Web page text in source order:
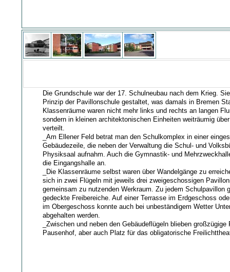
Die Grundschule war der 17. Schulneubau nach dem Krieg.
Prinzip der Pavillonschule gestaltet, was damals in Bremen
Klassenräume waren nicht mehr links und rechts an langen
sondern in kleinen architektonischen Einheiten weiträumig
verteilt.
_Am Ellener Feld betrat man den Schulkomplex in einer
Gebäudezeile, die neben der Verwaltung die Schul- und
Physiksaal aufnahm. Auch die Gymnastik- und
die Eingangshalle an.
_Die Klassenräume selbst waren über Wandelgänge zu
sich in zwei Flügeln mit jeweils drei zweigeschossigen
gemeinsam zu nutzenden Werkraum. Zu jedem Schulpavillon
gedeckte Freibereiche. Auf einer Terrasse im Erdgeschoss
im Obergeschoss konnte auch bei unbeständigem Wetter
abgehalten werden.
_Zwischen und neben den Gebäudeflügeln blieben großzügige
Pausenhof, aber auch Platz für das obligatorische